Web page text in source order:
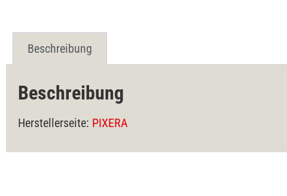
Beschreibung
Beschreibung
Herstellerseite: PIXERA